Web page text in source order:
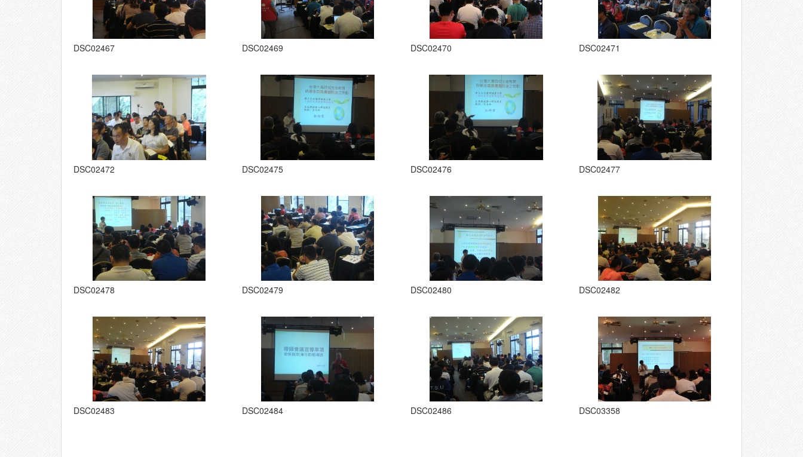
DSC02467 DSC02469 DSC02470 DSC02471
DSC02472 DSC02475 DSC02476 DSC02477
DSC02478 DSC02479 DSC02480 DSC02482
DSC02483 DSC02484 DSC02486 DSC03358